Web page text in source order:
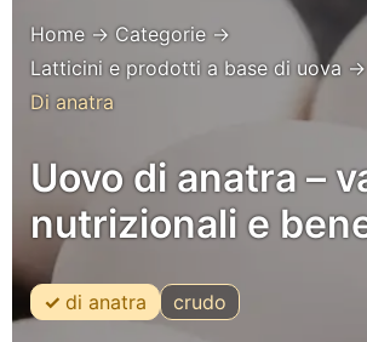
Home → Categorie →
Latticini e prodotti a base di uova →
Di anatra
Uovo di anatra –
nutrizionali e
di anatra crudo